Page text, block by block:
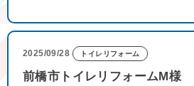
2025/09/28 トイレリフォーム
前橋市トイレリフォームM様